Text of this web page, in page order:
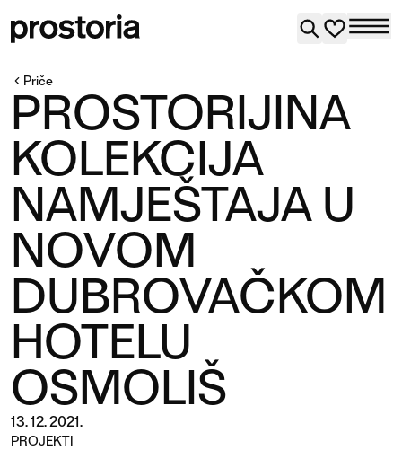
Priče
PROSTORIJINA
KOLEKCIJA
NAMJEŠTAJA U
NOVOM
DUBROVAČKOM
HOTELU
OSMOLIŠ
13. 12. 2021.
PROJEKTI